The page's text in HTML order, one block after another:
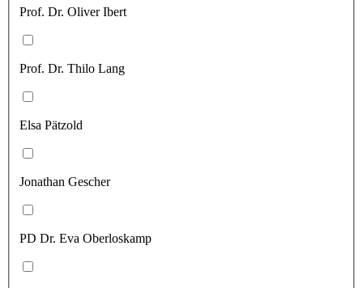
Prof. Dr. Oliver Ibert
Prof. Dr. Thilo Lang
Elsa Pätzold
Jonathan Gescher
PD Dr. Eva Oberloskamp